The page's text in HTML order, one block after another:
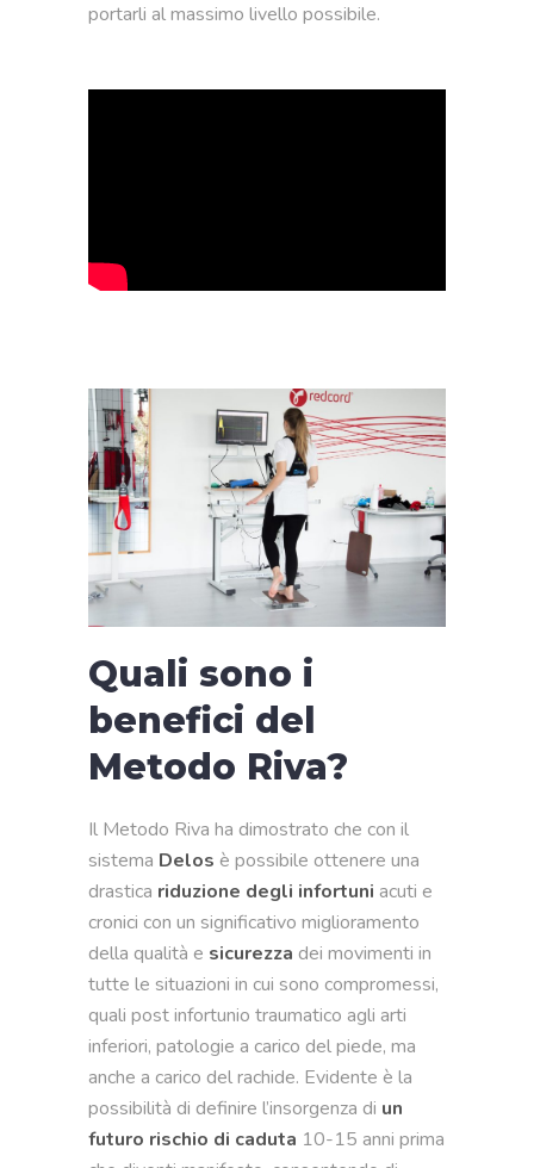
portarli al massimo livello possibile.
Quali sono i
benefici del
Metodo Riva?
Il Metodo Riva ha dimostrato che con il
sistema Delos è possibile ottenere una
drastica riduzione degli infortuni acuti e
cronici con un significativo miglioramento
della qualità e sicurezza dei movimenti in
tutte le situazioni in cui sono compromessi,
quali post infortunio traumatico agli arti
inferiori, patologie a carico del piede, ma
anche a carico del rachide. Evidente è la
possibilità di definire l’insorgenza di un
futuro rischio di caduta 10-15 anni prima